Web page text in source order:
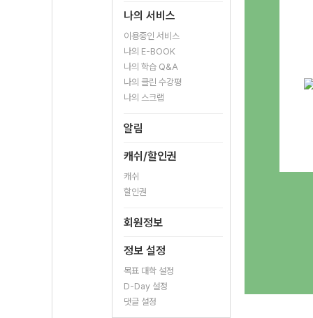
나의 서비스
이용중인 서비스
나의 E-BOOK
나의 학습 Q&A
나의 클린 수강평
나의 스크랩
알림
캐쉬/할인권
캐쉬
할인권
회원정보
정보 설정
목표 대학 설정
D-Day 설정
댓글 설정